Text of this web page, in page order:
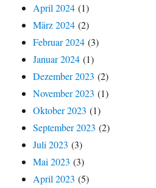
April 2024 (1)
März 2024 (2)
Februar 2024 (3)
Januar 2024 (1)
Dezember 2023 (2)
November 2023 (1)
Oktober 2023 (1)
September 2023 (2)
Juli 2023 (3)
Mai 2023 (3)
April 2023 (5)